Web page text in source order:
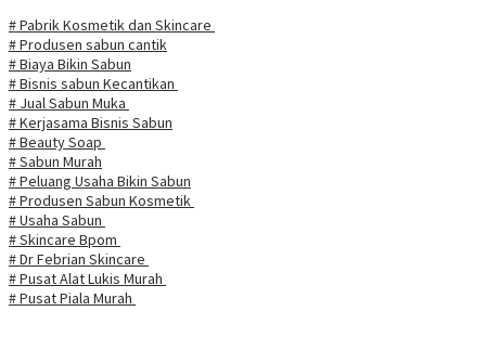
# Pabrik Kosmetik dan Skincare
# Produsen sabun cantik
# Biaya Bikin Sabun
# Bisnis sabun Kecantikan
# Jual Sabun Muka
# Kerjasama Bisnis Sabun
# Beauty Soap
# Sabun Murah
# Peluang Usaha Bikin Sabun
# Produsen Sabun Kosmetik
# Usaha Sabun
# Skincare Bpom
# Dr Febrian Skincare
# Pusat Alat Lukis Murah
# Pusat Piala Murah